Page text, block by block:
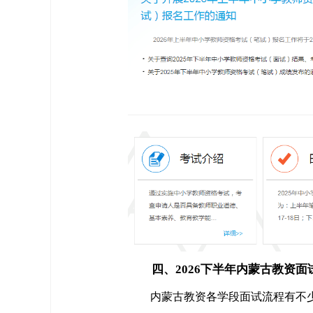
四、2026下半年内蒙古教资面
内蒙古教资各学段面试流程有不